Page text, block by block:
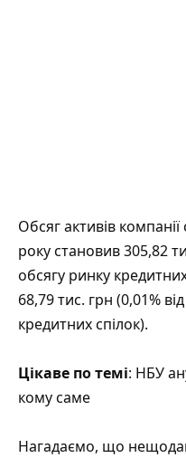
Обсяг активів
року становив 305,82
обсягу ринку
68,79 тис. грн (0,01%
кредитних спілок).
Цікаве по темі: НБУ
кому саме
Нагадаємо, що